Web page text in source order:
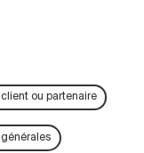
client ou partenaire